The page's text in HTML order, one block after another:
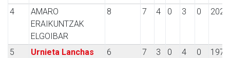
4
AMARO
ERAIKUNTZAK
ELGOIBAR
8 7 4 0 3 0 202
5
Urnieta Lanchas
6 7 3 0 4 0 197